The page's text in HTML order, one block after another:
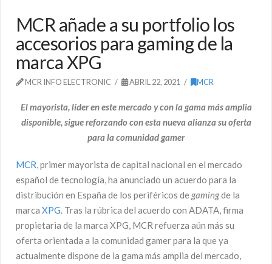
MCR añade a su portfolio los
accesorios para gaming de la
marca XPG
MCR INFO ELECTRONIC ABRIL 22, 2021 MCR
El mayorista, líder en este mercado y con la gama más amplia
disponible, sigue reforzando con esta nueva alianza su oferta
para la comunidad gamer
MCR, primer mayorista de capital nacional en el mercado
español de tecnología, ha anunciado un acuerdo para la
distribución en España de los periféricos de gamingde la
marca XPG. Tras la rúbrica del acuerdo con ADATA, firma
propietaria de la marca XPG, MCR refuerza aún más su
oferta orientada a la comunidad gamer para la que ya
actualmente dispone de la gama más amplia del mercado,